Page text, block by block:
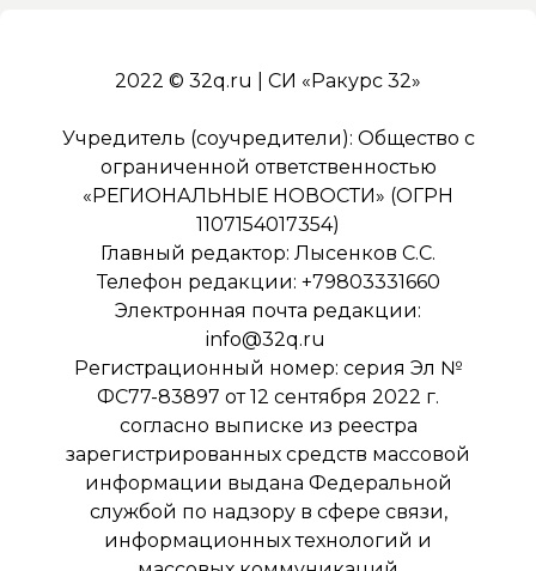
2022 © 32q.ru | СИ «Ракурс 32»
Учредитель (соучредители): Общество с
ограниченной ответственностью
«РЕГИОНАЛЬНЫЕ НОВОСТИ» (ОГРН
1107154017354)
Главный редактор: Лысенков С.С.
Телефон редакции: +79803331660
Электронная почта редакции:
info@32q.ru
Регистрационный номер: серия Эл №
ФС77-83897 от 12 сентября 2022 г.
согласно выписке из реестра
зарегистрированных средств массовой
информации выдана Федеральной
службой по надзору в сфере связи,
информационных технологий и